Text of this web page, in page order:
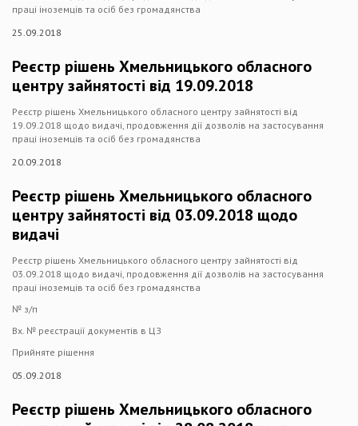
праці іноземців та осіб без громадянства
25.09.2018
Реєстр рішень Хмельницького обласного
центру зайнятості від 19.09.2018
Реєстр рішень Хмельницького обласного центру зайнятості від
19.09.2018 щодо видачі, продовження дії дозволів на застосування
праці іноземців та осіб без громадянства
20.09.2018
Реєстр рішень Хмельницького обласного
центру зайнятості від 03.09.2018 щодо
видачі
Реєстр рішень Хмельницького обласного центру зайнятості від
03.09.2018 щодо видачі, продовження дії дозволів на застосування
праці іноземців та осіб без громадянства
№ з/п
Вх. № реєстрації документів в ЦЗ
Прийняте рішення
05.09.2018
Реєстр рішень Хмельницького обласного